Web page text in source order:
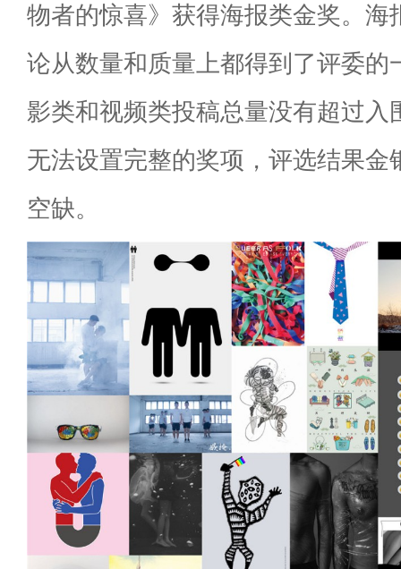
物者的惊喜》获得海报类金奖。海
论从数量和质量上都得到了评委的
影类和视频类投稿总量没有超过入
无法设置完整的奖项，评选结果金
空缺。